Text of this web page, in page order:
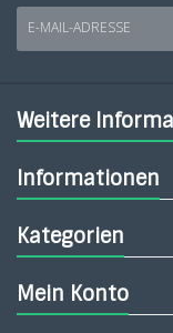
E-MAIL-ADRESSE
Weitere
Informationen
Kategorien
Mein Konto